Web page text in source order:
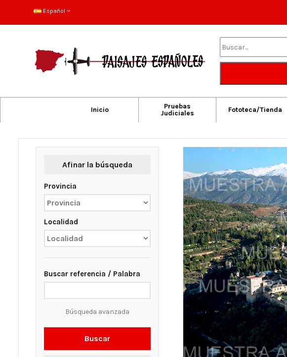
Español
Inicio
Pruebas
Judiciales
Fototeca/Tienda
Afinar la búsqueda
Provincia
Localidad
Buscar referencia / Palabra
Búsqueda avanzada
Buscar